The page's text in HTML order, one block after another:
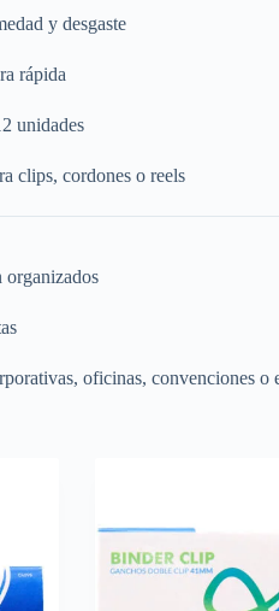
y desgaste
rápida
unidades
clips, cordones o reels
organizados
oficinas, convenciones o